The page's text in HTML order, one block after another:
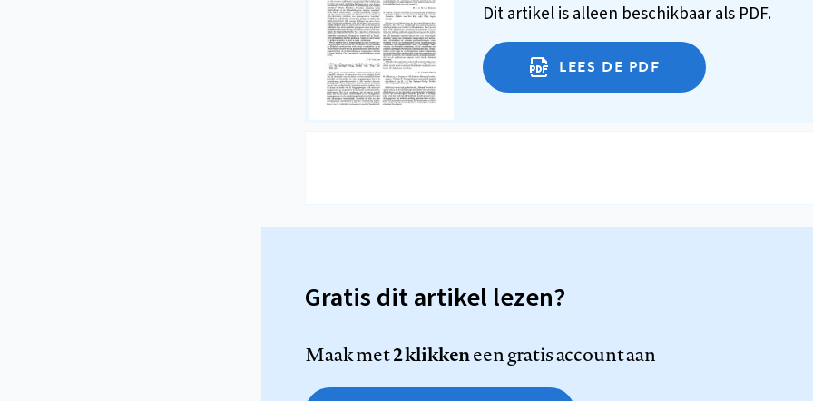
Dit artikel is alleen beschikbaar als PDF.
LEES DE PDF
Gratis dit artikel lezen?
Maak met2 klikkeneen gratis account aan